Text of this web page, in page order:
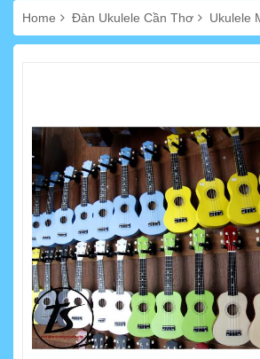
Home Đàn Ukulele Cần Thơ Ukulele